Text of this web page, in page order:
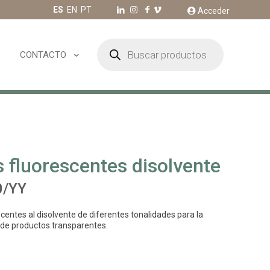
ES EN PT Acceder
CONTACTO
productos
fluorescentes disolvente
YY
al disolvente de diferentes tonalidades para la
productos transparentes.